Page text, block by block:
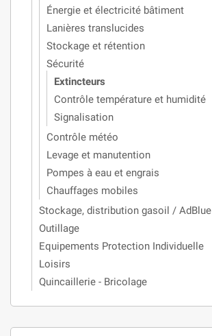
Énergie et électricité bâtiment
Lanières translucides
Stockage et rétention
Sécurité
Extincteurs
Contrôle température et humidité
Signalisation
Contrôle météo
Levage et manutention
Pompes à eau et engrais
Chauffages mobiles
Stockage, distribution gasoil / AdBlue
Outillage
Equipements Protection Individuelle
Loisirs
Quincaillerie - Bricolage